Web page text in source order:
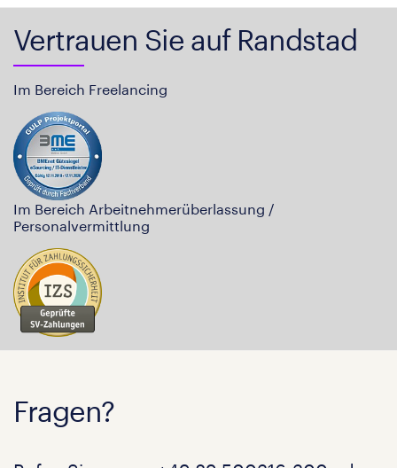
Vertrauen Sie auf Randstad
Im Bereich Freelancing
Im Bereich Arbeitnehmerüberlassung /
Personalvermittlung
Fragen?